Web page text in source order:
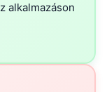
alkalmazáson